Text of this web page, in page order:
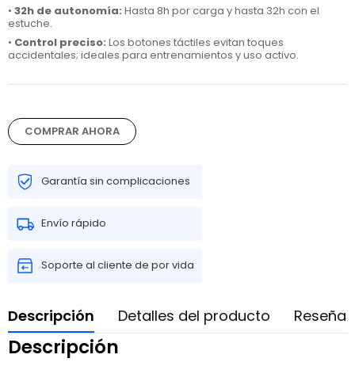
• 32h de autonomía: Hasta 8h por carga y hasta 32h con el
estuche.
• Control preciso: Los botones táctiles evitan toques
accidentales; ideales para entrenamientos y uso activo.
COMPRAR AHORA
Garantía sin complicaciones
Envío rápido
Soporte al cliente de por vida
Descripción Detalles del producto Reseñas
Descripción